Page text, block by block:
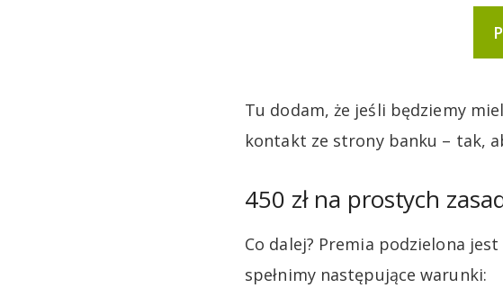
Tu dodam, że jeśli będziemy
kontakt ze strony banku – tak,
450 zł na prostych
Co dalej? Premia podzielona
spełnimy następujące warunki: